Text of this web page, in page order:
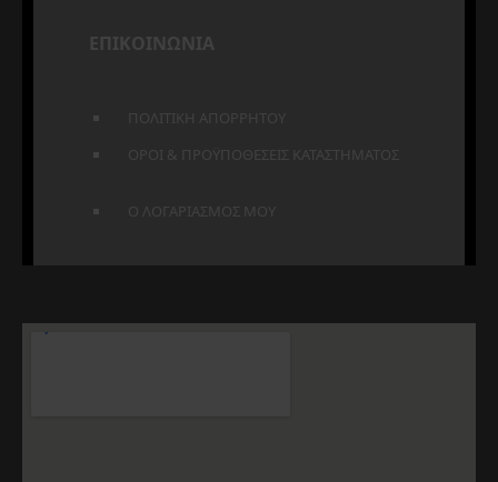
ΕΠΙΚΟΙΝΩΝΙΑ
ΠΟΛΙΤΙΚΗ ΑΠΟΡΡΗΤΟΥ
ΟΡΟΙ & ΠΡΟΫΠΟΘΕΣΕΙΣ ΚΑΤΑΣΤΗΜΑΤΟΣ
Ο ΛΟΓΑΡΙΑΣΜΟΣ ΜΟΥ